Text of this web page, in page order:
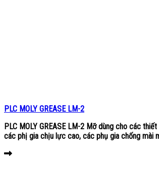
PLC MOLY GREASE LM-2
PLC MOLY GREASE LM-2 Mỡ dùng cho các
các phị gia chịu lực cao, các phụ gia chống mài